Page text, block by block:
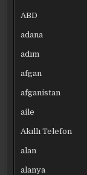
ABD
adana
adım
afgan
afganistan
aile
Akıllı Telefon
alan
alanya